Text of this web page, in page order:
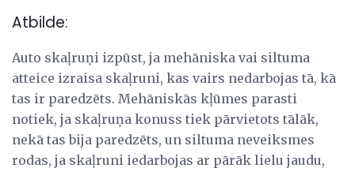
Atbilde:
Auto skaļruņi izpūst, ja mehāniska vai siltuma
atteice izraisa skaļruni, kas vairs nedarbojas tā, kā
tas ir paredzēts. Mehāniskās kļūmes parasti
notiek, ja skaļruņa konuss tiek pārvietots tālāk,
nekā tas bija paredzēts, un siltuma neveiksmes
rodas, ja skaļruni iedarbojas ar pārāk lielu jaudu,